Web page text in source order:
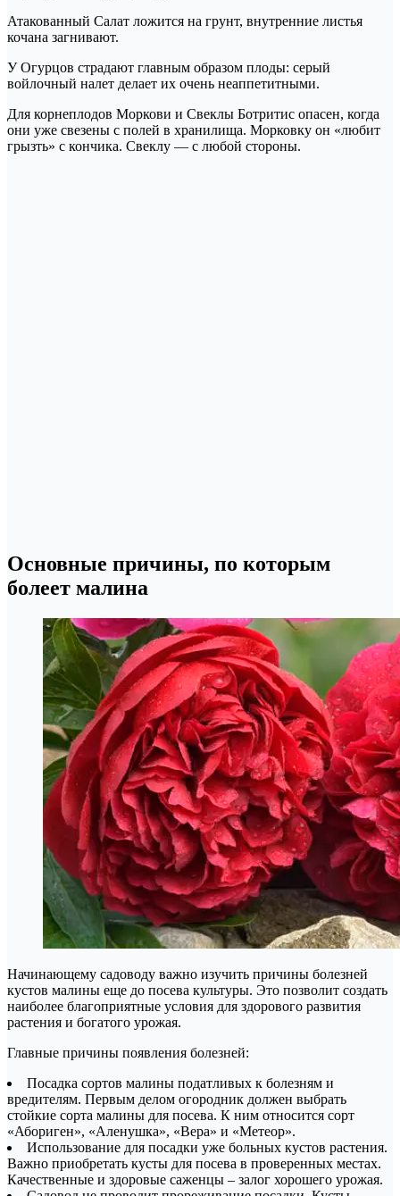
Атакованный Салат ложится на грунт, внутренние листья
кочана загнивают.
У Огурцов страдают главным образом плоды: серый
войлочный налет делает их очень неаппетитными.
Для корнеплодов Моркови и Свеклы Ботритис опасен, когда
они уже свезены с полей в хранилища. Морковку он «любит
грызть» с кончика. Свеклу — с любой стороны.
Основные причины, по которым
болеет малина
Начинающему садоводу важно изучить причины болезней
кустов малины еще до посева культуры. Это позволит создать
наиболее благоприятные условия для здорового развития
растения и богатого урожая.
Главные причины появления болезней:
Посадка сортов малины податливых к болезням и
вредителям. Первым делом огородник должен выбрать
стойкие сорта малины для посева. К ним относится сорт
«Абориген», «Аленушка», «Вера» и «Метеор».
Использование для посадки уже больных кустов растения.
Важно приобретать кусты для посева в проверенных местах.
Качественные и здоровые саженцы – залог хорошего урожая.